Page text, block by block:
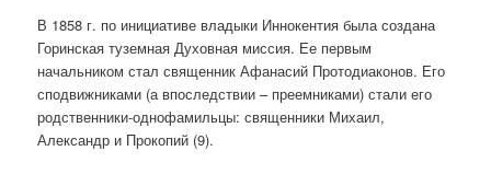
В 1858 г. по инициативе владыки Иннокентия была создана
Горинская туземная Духовная миссия. Ее первым
начальником стал священник Афанасий Протодиаконов. Его
сподвижниками (а впоследствии – преемниками) стали его
родственники-однофамильцы: священники Михаил,
Александр и Прокопий (9).